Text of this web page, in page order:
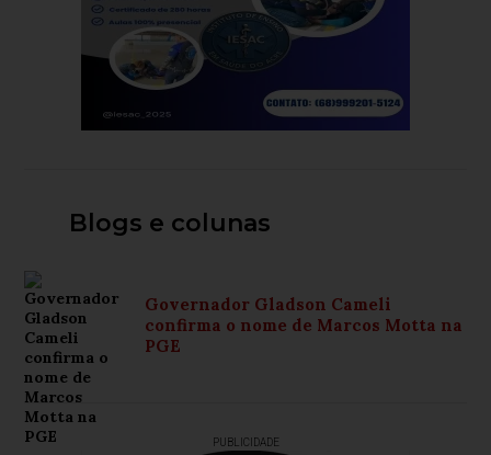
Blogs e colunas
Governador Gladson Cameli
confirma o nome de Marcos Motta na
PGE
PUBLICIDADE